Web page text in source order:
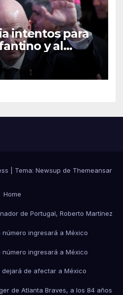
intentos para
y al
Tema: Newsup de Themeansar
Home
de Portugal, Roberto Martínez
ingresará a México
ingresará a México
dejará de afectar a México
de Atlanta Braves, a los 84 años